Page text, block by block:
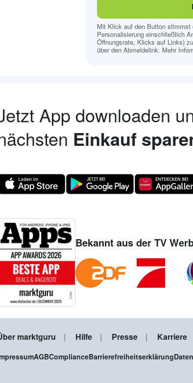
Mit Klick auf den Button stimmst
Personalisierung einschließlich
Öffnungsrate, Klicks auf Links)
über den Abmeldelink. Mehr
App downloaden
Einkauf
Bekannt aus der TV
marktguru Hilfe Presse Karriere
AGBComplianceBarrierefreiheitserklärung